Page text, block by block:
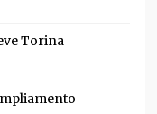
Torina